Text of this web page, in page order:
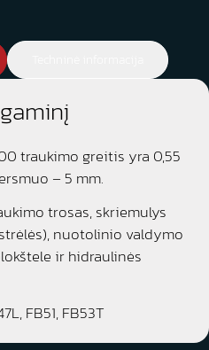
traukimo greitis yra 0,55
– 5 mm.
trosas, skriemulys
nuotolinio valdymo
ir hidraulinės
FB51, FB53T